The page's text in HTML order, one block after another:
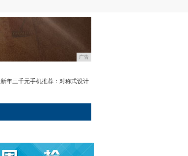
广告
新年三千元手机推荐：对称式设计